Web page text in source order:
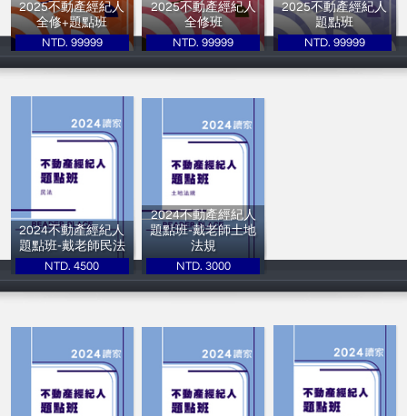
2025不動產經紀人
全修+題點班
讀家補習班
NTD. 99999
2025不動產經紀人
全修班
讀家補習班
NTD. 99999
2025不動產經紀人
題點班
讀家補習班
NTD. 99999
2024不動產經紀人
題點班-戴老師民法
讀家補習班
NTD. 4500
2024不動產經紀人
題點班-戴老師土地
法規
讀家補習班
NTD. 3000